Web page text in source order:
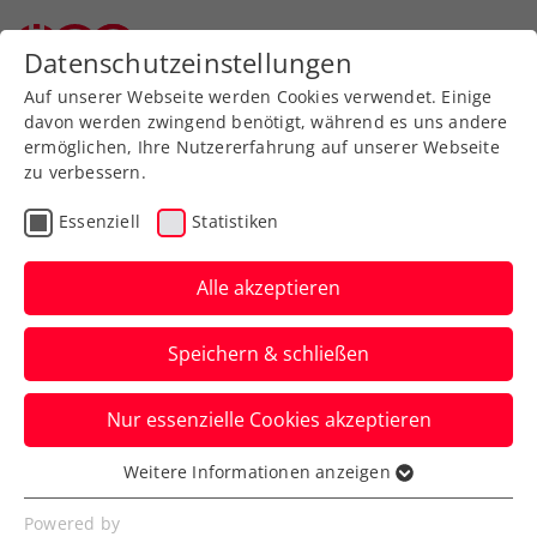
Aktuelle News
News filtern
Datenschutzeinstellungen
Auf unserer Webseite werden Cookies verwendet. Einige
davon werden zwingend benötigt, während es uns andere
ermöglichen, Ihre Nutzererfahrung auf unserer Webseite
zu verbessern.
Essenziell Statistiken
Alle akzeptieren
Speichern & schließen
Nur essenzielle Cookies akzeptieren
Essenziell
Essenzielle Cookies werden für grundlegende
Weitere Informationen anzeigen
Powered by